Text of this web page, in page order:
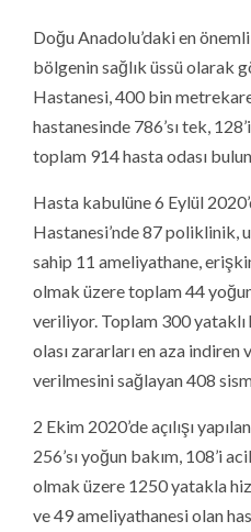
Doğu Anadolu’daki en
bölgenin sağlık üssü olarak
Hastanesi, 400 bin
hastanesinde 786’sı tek,
toplam 914 hasta odası
Hasta kabulüne 6 Eylül
Hastanesi’nde 87 poliklinik,
sahip 11 ameliyathane,
olmak üzere toplam 44
veriliyor. Toplam 300 yataklı
olası zararları en aza
verilmesini sağlayan 408
2 Ekim 2020’de açılışı
256’sı yoğun bakım, 108’i
olmak üzere 1250 yatakla
ve 49 ameliyathanesi olan